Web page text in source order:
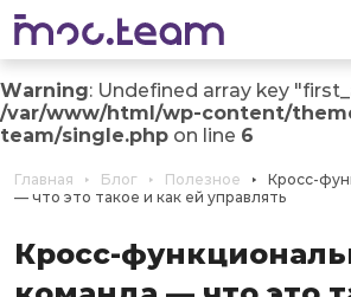
Warning: Undefined array key
/var/www/html/wp-content/
team/single.php on line 6
Главная Блог Полезное
— что это такое и как ей управлять